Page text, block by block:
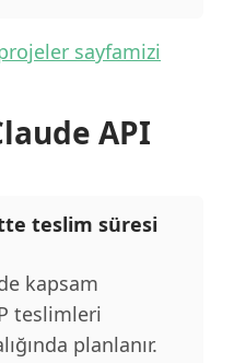
sayfamizi
API
teslim süresi
kapsam
teslimleri
planlanır.